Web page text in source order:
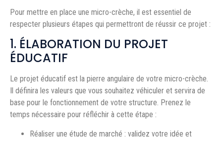
Pour mettre en place une micro-crèche, il est essentiel de
respecter plusieurs étapes qui permettront de réussir ce projet :
1. ÉLABORATION DU PROJET
ÉDUCATIF
Le projet éducatif est la pierre angulaire de votre micro-crèche.
Il définira les valeurs que vous souhaitez véhiculer et servira de
base pour le fonctionnement de votre structure. Prenez le
temps nécessaire pour réfléchir à cette étape :
Réaliser une étude de marché : validez votre idée et